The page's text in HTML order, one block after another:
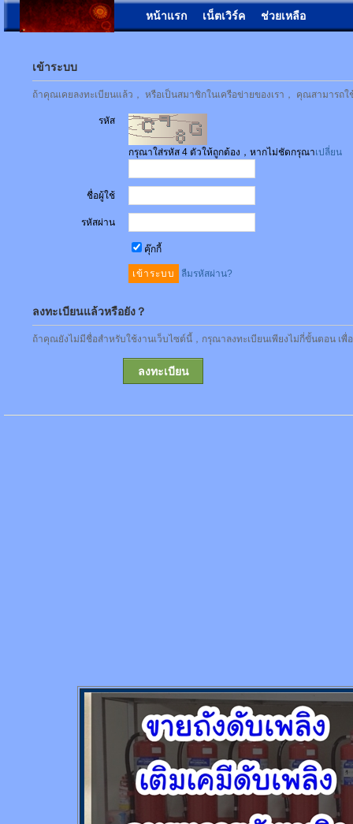
หน้าแรก เน็ตเวิร์ค ช่วยเหลือ
เข้าระบบ
ถ้าคุณเคยลงทะเบียนแล้ว， หรือเป็นสมาชิกในเครือข่ายของเรา， คุณสามาร
รหัส
กรุณาใส่รหัส 4 ตัวให้ถูกต้อง，หากไม่ชัดกรุณาเปลี่ยน
ชื่อผู้ใช้
รหัสผ่าน
คุ๊กกี้
ลืมรหัสผ่าน?
ลงทะเบียนแล้วหรือยัง？
ถ้าคุณยังไม่มีชื่อสำหรับใช้งานเว็บไซต์นี้，กรุณาลงทะเบียนเพียงไม่กี่ขั้นตอน เพื่
ลงทะเบียน